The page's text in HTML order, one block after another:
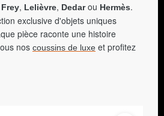
, Lelièvre, Dedarou Hermès.
exclusive d'objets uniques
pièce raconte une histoire
nos coussins de luxe et profitez